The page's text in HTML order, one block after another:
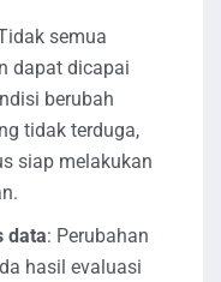
semua
dapat dicapai
berubah
tidak terduga,
siap melakukan
data: Perubahan
hasil evaluasi